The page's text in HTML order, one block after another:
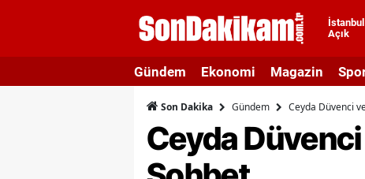
İstanbul
Açık
Ağrı
Gündem Ekonomi Magazin
Son Dakika Gündem Ceyda Düvenci
Ceyda Düvenci